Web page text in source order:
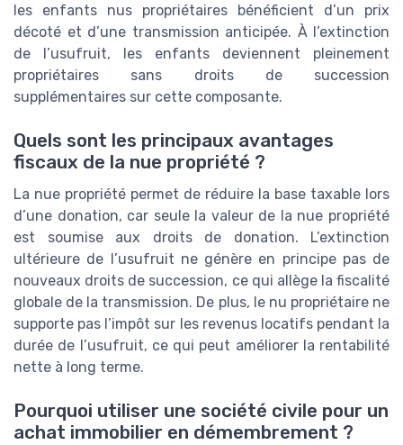
les enfants nus propriétaires bénéficient d’un prix
décoté et d’une transmission anticipée. À l’extinction
de l’usufruit, les enfants deviennent pleinement
propriétaires sans droits de succession
supplémentaires sur cette composante.
Quels sont les principaux avantages
fiscaux de la nue propriété ?
La nue propriété permet de réduire la base taxable lors
d’une donation, car seule la valeur de la nue propriété
est soumise aux droits de donation. L’extinction
ultérieure de l’usufruit ne génère en principe pas de
nouveaux droits de succession, ce qui allège la fiscalité
globale de la transmission. De plus, le nu propriétaire ne
supporte pas l’impôt sur les revenus locatifs pendant la
durée de l’usufruit, ce qui peut améliorer la rentabilité
nette à long terme.
Pourquoi utiliser une société civile pour un
achat immobilier en démembrement ?